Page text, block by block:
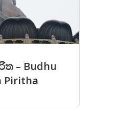
– Budhu
Piritha